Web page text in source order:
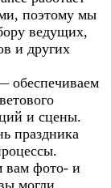
поэтому мы
ведущих,
и других
обеспечиваем
и сцены.
праздника
вам фото- и